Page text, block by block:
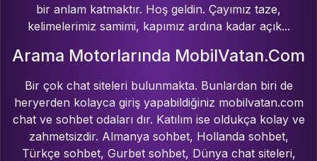
bir anlam katmaktır. Hoş geldin. Çayımız taze,
kelimelerimiz samimi, kapımız ardına kadar açık...
Arama Motorlarında MobilVatan.Com
Bir çok chat siteleri bulunmakta. Bunlardan biri de
heryerden kolayca giriş yapabildiğiniz mobilvatan.com
chat ve sohbet odaları dır. Katılım ise oldukça kolay ve
zahmetsizdir. Almanya sohbet, Hollanda sohbet,
Türkçe sohbet, Gurbet sohbet, Dünya chat siteleri,